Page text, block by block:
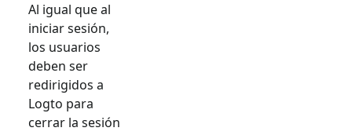
Al igual que al
iniciar sesión,
los usuarios
deben ser
redirigidos a
Logto para
cerrar la sesión